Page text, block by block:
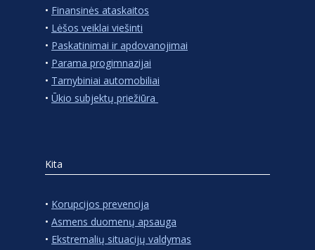
• Finansinės ataskaitos
• Lėšos veiklai viešinti
• Paskatinimai ir apdovanojimai
• Parama progimnazijai
• Tarnybiniai automobiliai
• Ūkio subjektų priežiūra
Kita
• Korupcijos prevencija
• Asmens duomenų apsauga
• Ekstremalių situacijų valdymas